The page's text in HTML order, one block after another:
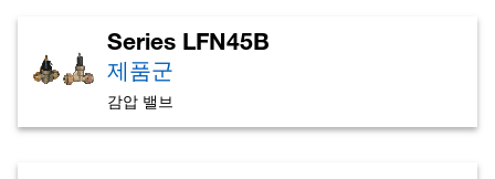
Series LFN45B
제품군
감압 밸브